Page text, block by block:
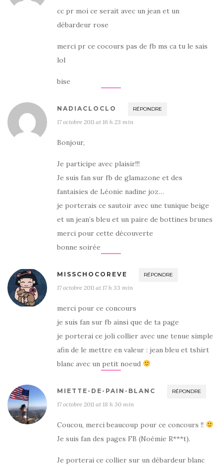
cc pr moi ce serait avec un jean et un
débardeur rose
merci pr ce cocours pas de fb ms ca tu le sais
lol
bise
NADIACLOCLO RÉPONDRE
17 octobre 2011 at 16 h 23 min
Bonjour,
Je participe avec plaisir!!!
Je suis fan sur fb de glamazone et des
fantaisies de Léonie nadine joz…
je porterais ce sautoir avec une tunique beige
et un jean’s bleu et un paire de bottines brunes
merci pour cette découverte
bonne soirée
MISSCHOCOREVE RÉPONDRE
17 octobre 2011 at 17 h 33 min
merci pour ce concours
je suis fan sur fb ainsi que de ta page
je porterai ce joli collier avec une tenue simple
afin de le mettre en valeur : jean bleu et tshirt
blanc avec un petit noeud
MIETTE-DE-PAIN-BLANC RÉPONDRE
17 octobre 2011 at 18 h 30 min
Coucou, merci beaucoup pour ce concours !!
Je suis fan des pages FB (Noémie R***t).
Je porterai ce collier sur un débardeur blanc